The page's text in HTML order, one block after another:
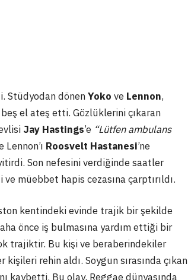
Stüdyodan dönenYoko ve Lennon,
beş el ateş etti. Gözlüklerini çıkaran
Jay Hastings’e “Lütfen ambulans
Roosvelt Hastanesi’ne
Son nefesini verdiğinde saatler
müebbet hapis cezasına çarptırıldı.
kentindeki evinde trajik bir şekilde
önce iş bulmasına yardım ettiği bir
trajiktir. Bu kişi ve beraberindekiler
rehin aldı. Soygun sırasında çıkan
kaybetti. Bu olay, Reggae dünyasında